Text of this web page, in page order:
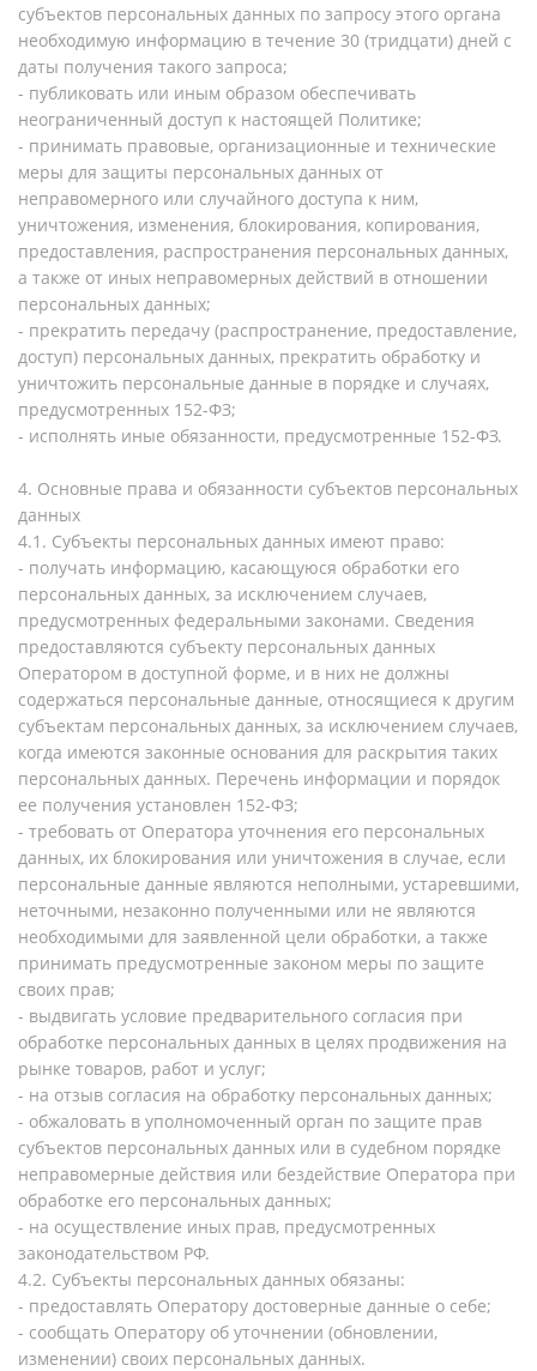
субъектов персональных данных по запросу этого органа
необходимую информацию в течение 30 (тридцати) дней с
даты получения такого запроса;
- публиковать или иным образом обеспечивать
неограниченный доступ к настоящей Политике;
- принимать правовые, организационные и технические
меры для защиты персональных данных от
неправомерного или случайного доступа к ним,
уничтожения, изменения, блокирования, копирования,
предоставления, распространения персональных данных,
а также от иных неправомерных действий в отношении
персональных данных;
- прекратить передачу (распространение, предоставление,
доступ) персональных данных, прекратить обработку и
уничтожить персональные данные в порядке и случаях,
предусмотренных 152-ФЗ;
- исполнять иные обязанности, предусмотренные 152-ФЗ.
4. Основные права и обязанности субъектов персональных
данных
4.1. Субъекты персональных данных имеют право:
- получать информацию, касающуюся обработки его
персональных данных, за исключением случаев,
предусмотренных федеральными законами. Сведения
предоставляются субъекту персональных данных
Оператором в доступной форме, и в них не должны
содержаться персональные данные, относящиеся к другим
субъектам персональных данных, за исключением случаев,
когда имеются законные основания для раскрытия таких
персональных данных. Перечень информации и порядок
ее получения установлен 152-ФЗ;
- требовать от Оператора уточнения его персональных
данных, их блокирования или уничтожения в случае, если
персональные данные являются неполными, устаревшими,
неточными, незаконно полученными или не являются
необходимыми для заявленной цели обработки, а также
принимать предусмотренные законом меры по защите
своих прав;
- выдвигать условие предварительного согласия при
обработке персональных данных в целях продвижения на
рынке товаров, работ и услуг;
- на отзыв согласия на обработку персональных данных;
- обжаловать в уполномоченный орган по защите прав
субъектов персональных данных или в судебном порядке
неправомерные действия или бездействие Оператора при
обработке его персональных данных;
- на осуществление иных прав, предусмотренных
законодательством РФ.
4.2. Субъекты персональных данных обязаны:
- предоставлять Оператору достоверные данные о себе;
- сообщать Оператору об уточнении (обновлении,
изменении) своих персональных данных.